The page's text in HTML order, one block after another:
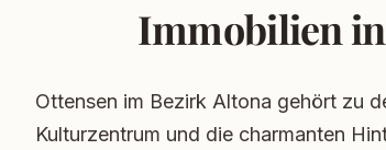
Immobilien
Ottensen im Bezirk Altona gehört zu
Kulturzentrum und die charmanten